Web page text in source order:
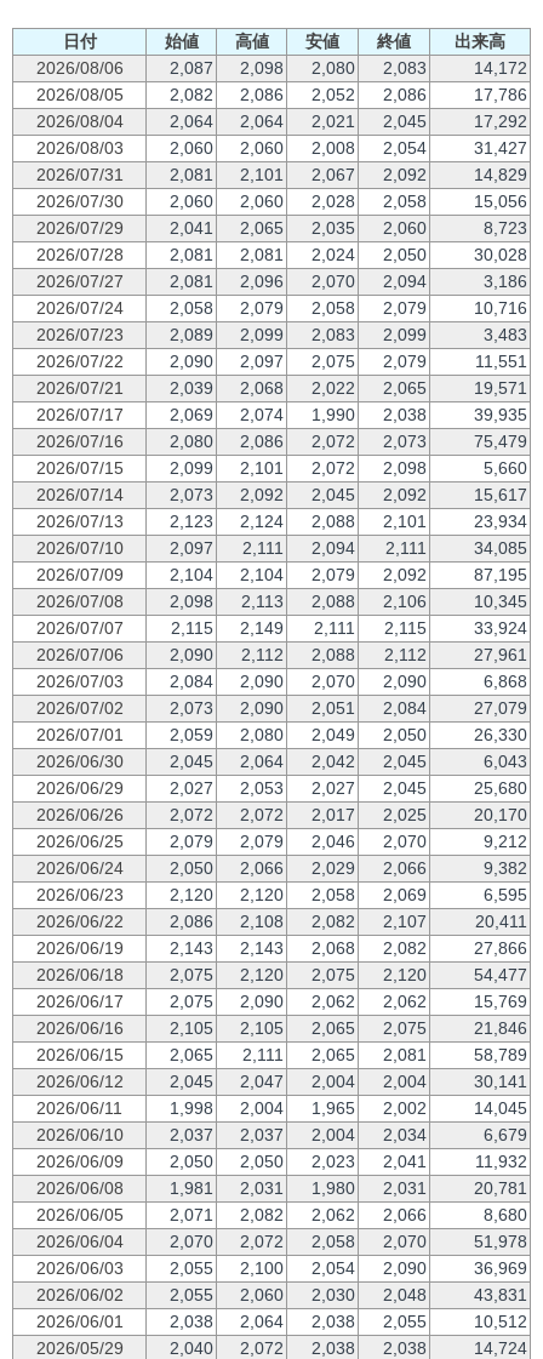
日付 始値 高値 安値 終値
出来高
2026/08/06
2,087 2,098 2,080 2,083
14,172
2026/08/05
2,082 2,086 2,052 2,086
17,786
2026/08/04
2,064 2,064 2,021 2,045
17,292
2026/08/03
2,060 2,060 2,008 2,054
31,427
2026/07/31
2,081 2,101 2,067 2,092
14,829
2026/07/30
2,060 2,060 2,028 2,058
15,056
2026/07/29
2,041 2,065 2,035 2,060
8,723
2026/07/28
2,081 2,081 2,024 2,050
30,028
2026/07/27
2,081 2,096 2,070 2,094
3,186
2026/07/24
2,058 2,079 2,058 2,079
10,716
2026/07/23
2,089 2,099 2,083 2,099
3,483
2026/07/22
2,090 2,097 2,075 2,079
11,551
2026/07/21
2,039 2,068 2,022 2,065
19,571
2026/07/17
2,069 2,074 1,990 2,038
39,935
2026/07/16
2,080 2,086 2,072 2,073
75,479
2026/07/15
2,099 2,101 2,072 2,098
5,660
2026/07/14
2,073 2,092 2,045 2,092
15,617
2026/07/13
2,123 2,124 2,088 2,101
23,934
2026/07/10
2,097 2,111 2,094 2,111
34,085
2026/07/09
2,104 2,104 2,079 2,092
87,195
2026/07/08
2,098 2,113 2,088 2,106
10,345
2026/07/07
2,115 2,149 2,111 2,115
33,924
2026/07/06
2,090 2,112 2,088 2,112
27,961
2026/07/03
2,084 2,090 2,070 2,090
6,868
2026/07/02
2,073 2,090 2,051 2,084
27,079
2026/07/01
2,059 2,080 2,049 2,050
26,330
2026/06/30
2,045 2,064 2,042 2,045
6,043
2026/06/29
2,027 2,053 2,027 2,045
25,680
2026/06/26
2,072 2,072 2,017 2,025
20,170
2026/06/25
2,079 2,079 2,046 2,070
9,212
2026/06/24
2,050 2,066 2,029 2,066
9,382
2026/06/23
2,120 2,120 2,058 2,069
6,595
2026/06/22
2,086 2,108 2,082 2,107
20,411
2026/06/19
2,143 2,143 2,068 2,082
27,866
2026/06/18
2,075 2,120 2,075 2,120
54,477
2026/06/17
2,075 2,090 2,062 2,062
15,769
2026/06/16
2,105 2,105 2,065 2,075
21,846
2026/06/15
2,065 2,111 2,065 2,081
58,789
2026/06/12
2,045 2,047 2,004 2,004
30,141
2026/06/11
1,998 2,004 1,965 2,002
14,045
2026/06/10
2,037 2,037 2,004 2,034
6,679
2026/06/09
2,050 2,050 2,023 2,041
11,932
2026/06/08
1,981 2,031 1,980 2,031
20,781
2026/06/05
2,071 2,082 2,062 2,066
8,680
2026/06/04
2,070 2,072 2,058 2,070
51,978
2026/06/03
2,055 2,100 2,054 2,090
36,969
2026/06/02
2,055 2,060 2,030 2,048
43,831
2026/06/01
2,038 2,064 2,038 2,055
10,512
2026/05/29
2,040 2,072 2,038 2,038
14,724